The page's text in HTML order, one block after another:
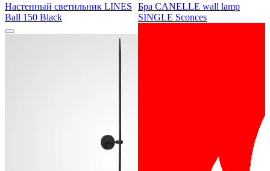
Настенный светильник LINES
Ball 150 Black
Бра CANELLE wall lamp
SINGLE Sconces